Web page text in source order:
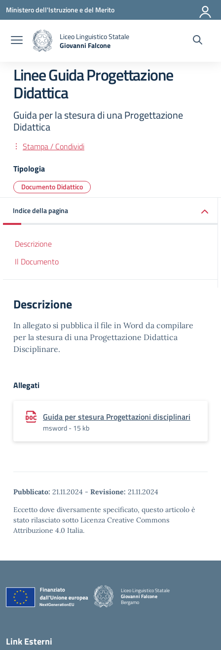
Vai ai contenuti
Vai al menu di navigazione
Vai al footer
Ministero dell'Istruzione e del Merito
Liceo Linguistico Statale
Giovanni Falcone
Linee Guida Progettazione
Didattica
Guida per la stesura di una Progettazione
Didattica
Stampa / Condividi
Tipologia
Documento Didattico
Indice della pagina
Descrizione
Il Documento
Descrizione
In allegato si pubblica il file in Word da compilare
per la stesura di una Progettazione Didattica
Disciplinare.
Allegati
Guida per stesura Progettazioni disciplinari
msword - 15 kb
Pubblicato: 21.11.2024 - Revisione: 21.11.2024
Eccetto dove diversamente specificato, questo articolo è
stato rilasciato sotto Licenza Creative Commons
Attribuzione 4.0 Italia.
Liceo Linguistico Statale
Giovanni Falcone
Bergamo
— Visita la pagina iniziale della scuola
Link Esterni